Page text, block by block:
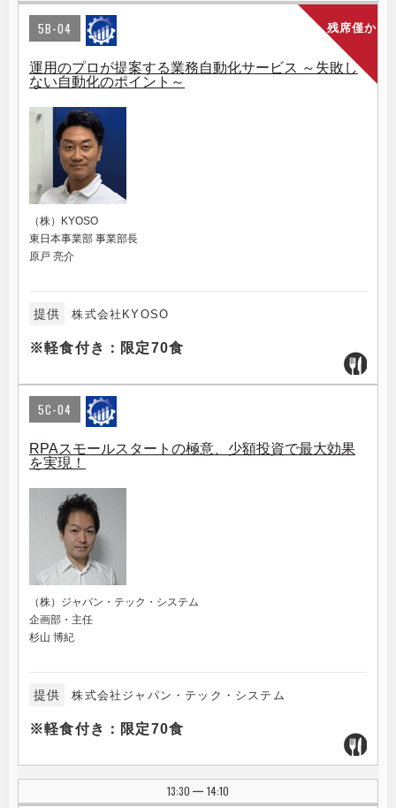
残席僅か
5B-04
運用のプロが提案する業務自動化サービス ～失敗し
ない自動化のポイント～
（株）KYOSO
東日本事業部 事業部長
原戸 亮介
提供 株式会社KYOSO
※軽食付き：限定70食
5C-04
RPAスモールスタートの極意、少額投資で最大効果
を実現！
（株）ジャパン・テック・システム
企画部・主任
杉山 博紀
提供 株式会社ジャパン・テック・システム
※軽食付き：限定70食
13:30 | 14:10